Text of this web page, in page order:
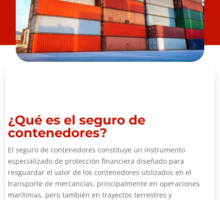
¿Qué es el seguro de
contenedores?
El seguro de contenedores constituye un instrumento
especializado de protección financiera diseñado para
resguardar el valor de los contenedores utilizados en el
transporte de mercancías, principalmente en operaciones
marítimas, pero también en trayectos terrestres y